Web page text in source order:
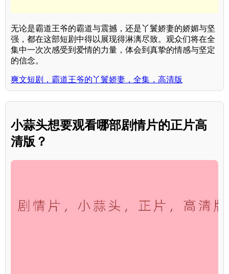
无论是霸道王爷的霸道与震撼，还是丫鬟娇妻的娇媚与坚
强，都在这部短剧中得以展现得淋漓尽致。观众们将在全
集中一次次感受到爱情的力量，体会到真挚的情感与坚定
的信念。
爽文短剧，霸道王爷的丫鬟娇妻，全集，高清版
小蒜头想要观看哪部剧情片的正片高
清版？